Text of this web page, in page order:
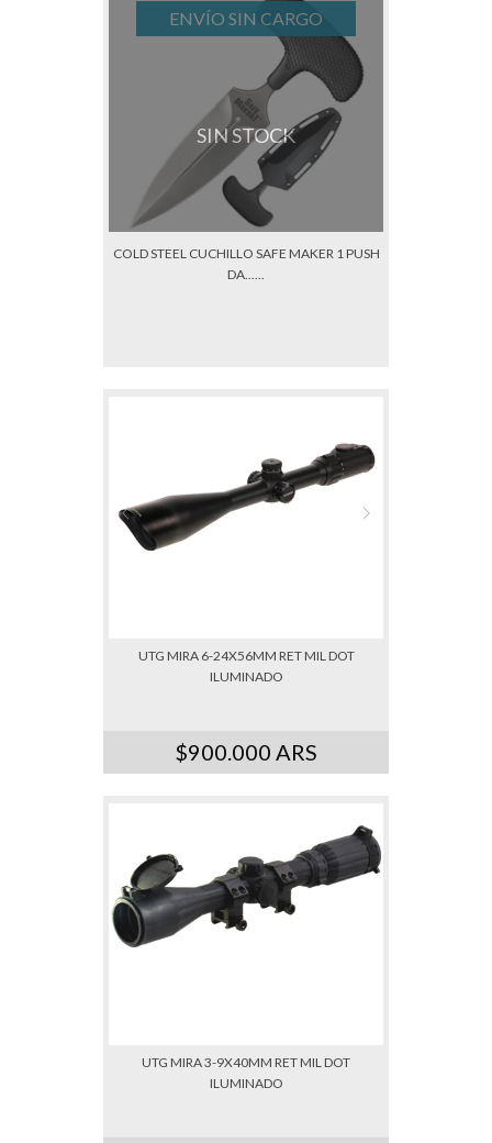
ENVÍO SIN CARGO
SIN STOCK
COLD STEEL CUCHILLO SAFE MAKER 1 PUSH
DA......
UTG MIRA 6-24X56MM RET MIL DOT
ILUMINADO
$900.000 ARS
UTG MIRA 3-9X40MM RET MIL DOT
ILUMINADO